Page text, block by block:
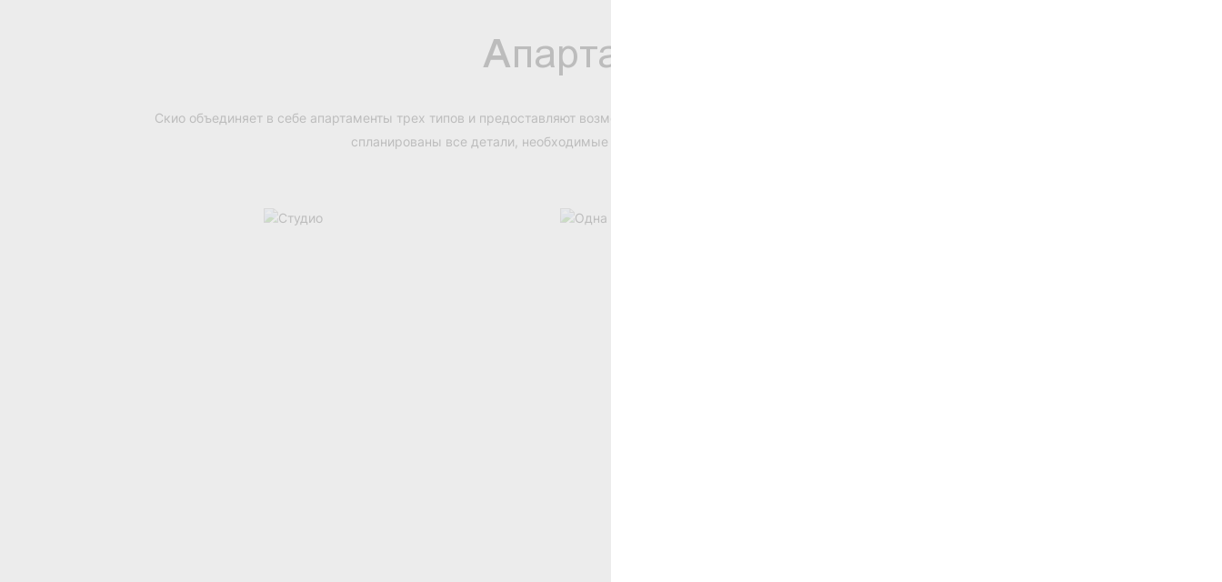
Aпартаменты
Скио объединяет в себе апартаменты трех типов и предоставляют возможность выбора будущим жильцам. Уже сделан ремонт. Здесь заранее
спланированы все детали, необходимые для вашего тихого и безопасного отдыха.